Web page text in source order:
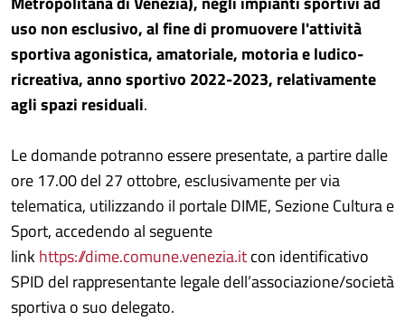
Whatsapp
uso non esclusivo, al fine di promuovere l'attività
sportiva agonistica, amatoriale, motoria e ludico-
ricreativa, anno sportivo 2022-2023, relativamente
agli spazi residuali.
Le domande potranno essere presentate, a partire dalle
ore 17.00 del 27 ottobre, esclusivamente per via
telematica, utilizzando il portale DIME, Sezione Cultura e
Sport, accedendo al seguente
link https://dime.comune.venezia.itcon identificativo
SPID del rappresentante legale dell’associazione/società
sportiva o suo delegato.